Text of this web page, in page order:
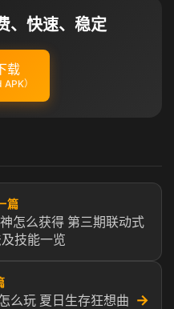
、快速、稳定
载
）
篇
怎么获得 第三期联动式
技能一览
么玩 夏日生存狂想曲 →